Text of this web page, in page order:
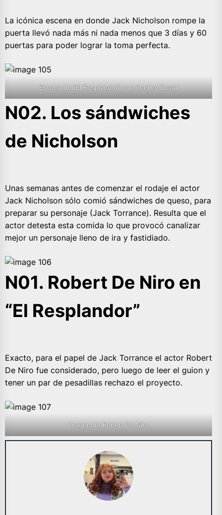
La icónica escena en donde Jack Nicholson rompe la
puerta llevó nada más ni nada menos que 3 días y 60
puertas para poder lograr la toma perfecta.
Escena de “El Resplandor” con Shelley Duvall
N02. Los sándwiches
de Nicholson
Unas semanas antes de comenzar el rodaje el actor
Jack Nicholson sólo comió sándwiches de queso, para
preparar su personaje (Jack Torrance). Resulta que el
actor detesta esta comida lo que provocó canalizar
mejor un personaje lleno de ira y fastidiado.
N01. Robert De Niro en
“El Resplandor”
Exacto, para el papel de Jack Torrance el actor Robert
De Niro fue considerado, pero luego de leer el guion y
tener un par de pesadillas rechazo el proyecto.
Imagen de Robert De Niro